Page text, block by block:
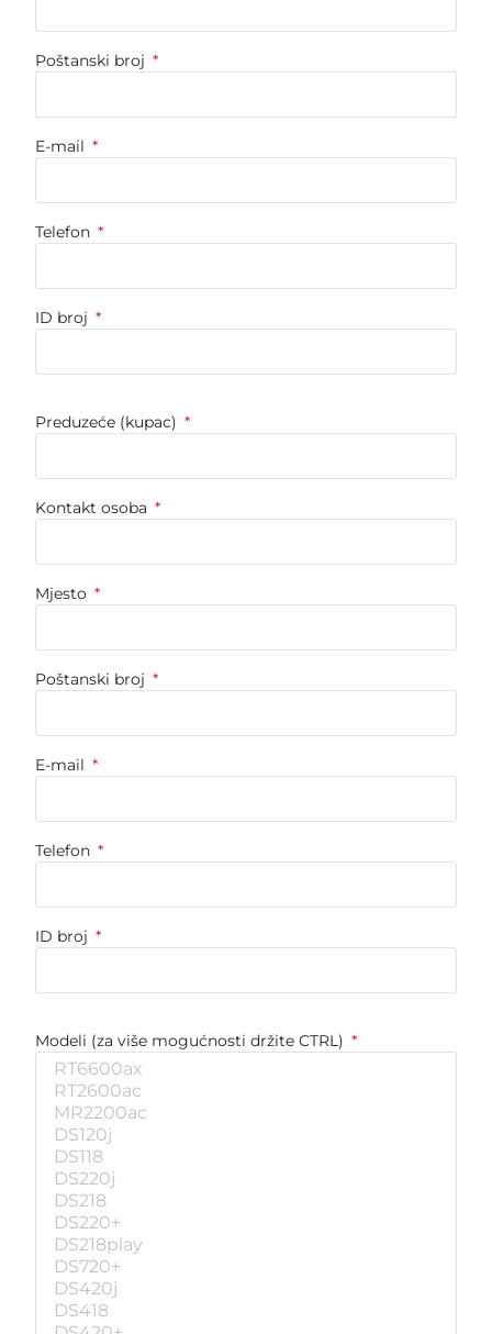
Poštanski broj
E-mail
Telefon
ID broj
Preduzeće (kupac)
Kontakt osoba
Mjesto
Poštanski broj
E-mail
Telefon
ID broj
Modeli (za više mogućnosti držite CTRL)